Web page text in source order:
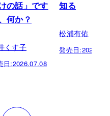
の話」です
何か？
くす子
日:2026.07.08
知る
松浦有佑
発売日: